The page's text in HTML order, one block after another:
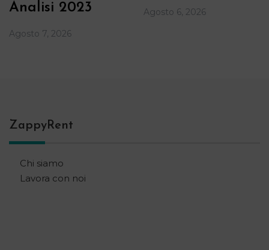
Analisi 2023
Agosto 7, 2026
Agosto 6, 2026
ZappyRent
Chi siamo
Lavora con noi